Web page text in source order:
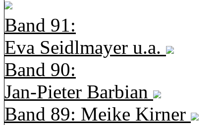
Band 91:
Eva Seidlmayer u.a.
Band 90:
Jan-Pieter Barbian
Band 89: Meike Kirner